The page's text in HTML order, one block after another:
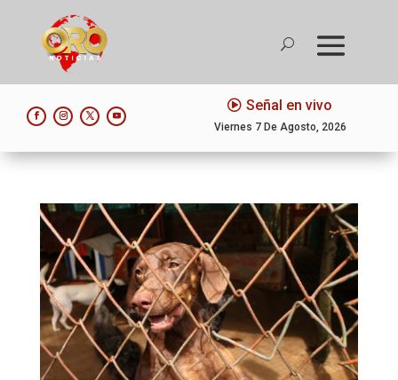
Señal en vivo
Viernes 7 De Agosto, 2026